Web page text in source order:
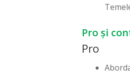
Pro și
Pro